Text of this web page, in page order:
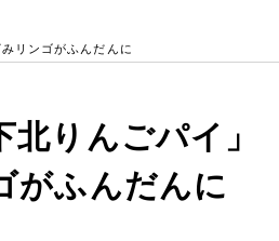
リンゴがふんだんに
りんごパイ」
がふんだんに